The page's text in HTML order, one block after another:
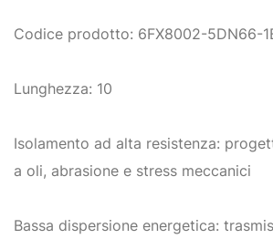
Codice prodotto: 6FX8002-5DN66-
Lunghezza: 10
Isolamento ad alta resistenza:
a oli, abrasione e stress meccanici
Bassa dispersione energetica: